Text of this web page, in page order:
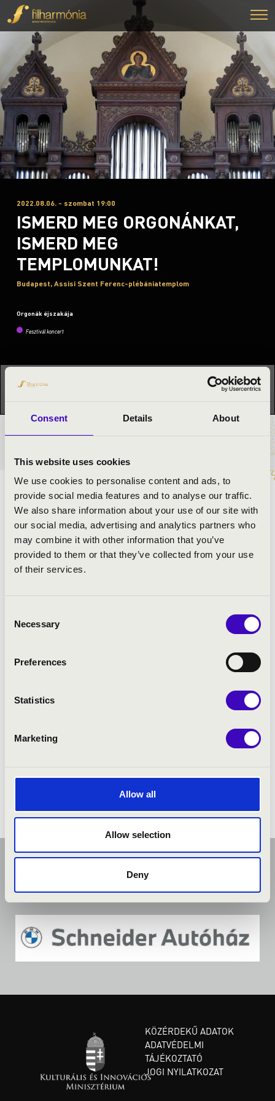
Consent Details About
This website uses cookies
We use cookies to personalise content and ads, to
provide social media features and to analyse our traffic.
We also share information about your use of our site with
our social media, advertising and analytics partners who
may combine it with other information that you’ve
provided to them or that they’ve collected from your use
of their services.
Selection
Necessary
Preferences
Statistics
Marketing
Allow all
Allow selection
Deny
2022.08.06. - szombat 19:00
ISMERD MEG ORGONÁNKAT,
ISMERD MEG
TEMPLOMUNKAT!
Budapest, Assisi Szent Ferenc-plébániatemplom
Orgonák éjszakája
Fesztivál koncert
Ez a koncert már lezajlott.
Kattints ide az aktuális
Az érdeklődők megismerhetik a többéves munka révén
megújult, Ybl Miklós által tervezett templomunkat, és
azon belül közvetlen közelről az építés korának állapotát
őrző, Országh Sándor-féle mechanikus traktúrájú
orgonát.
Simonkay Márton
KÖZÉRDEKŰ ADATOK
ADATVÉDELMI
TÁJÉKOZTATÓ
JOGI NYILATKOZAT